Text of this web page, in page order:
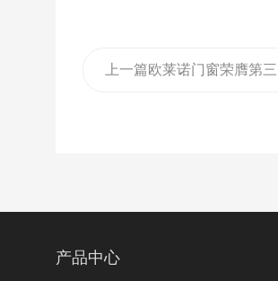
上一篇欧莱诺门窗荣膺第三
产品中心